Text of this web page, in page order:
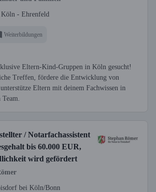
- Ehrenfeld
Weiterbildungen
Eltern-Kind-Gruppen in Köln gesucht!
Treffen, fördere die Entwicklung von
Eltern mit deinem Fachwissen in
Team.
/ Notarfachassistent
bis 60.000 EUR,
wird gefördert
bei Köln/Bonn